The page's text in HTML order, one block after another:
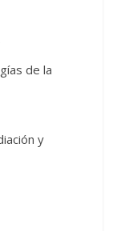
de la
y